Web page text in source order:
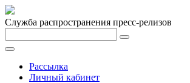
Служба распространения пресс-релизов
Рассылка
Личный кабинет